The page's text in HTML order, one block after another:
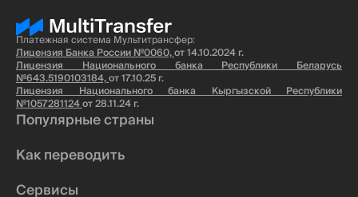
Платежная система Мультитрансфер:
Лицензия Банка России №0060,от 14.10.2024 г.
Лицензия Национального банка Республики Беларусь
№643.5190103184,от 17.10.25 г.
Лицензия Национального банка Кыргызской Республики
№1057281124от 28.11.24 г.
Популярные страны
Как переводить
Сервисы